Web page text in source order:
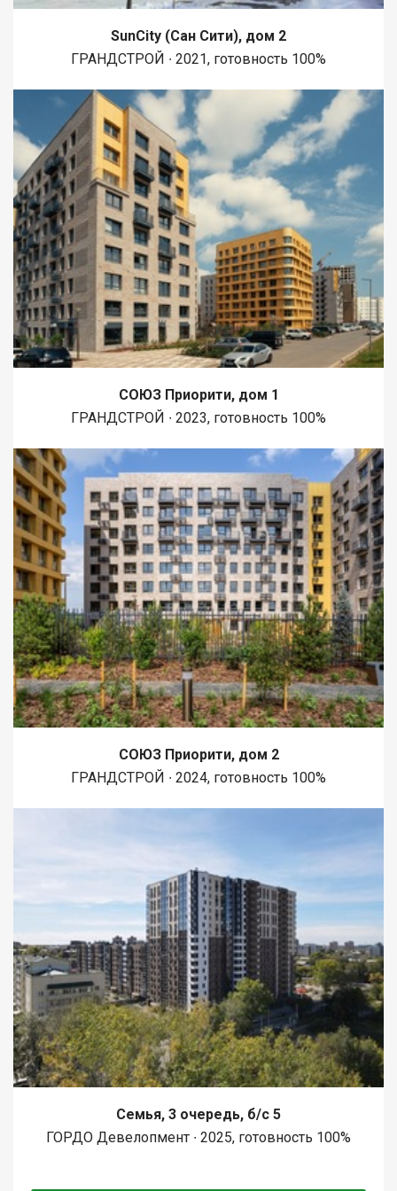
SunCity (Сан Сити), дом 2
ГРАНДСТРОЙ ∙ 2021, готовность 100%
СОЮЗ Приорити, дом 1
ГРАНДСТРОЙ ∙ 2023, готовность 100%
СОЮЗ Приорити, дом 2
ГРАНДСТРОЙ ∙ 2024, готовность 100%
Семья, 3 очередь, б/с 5
ГОРДО Девелопмент ∙ 2025, готовность 100%